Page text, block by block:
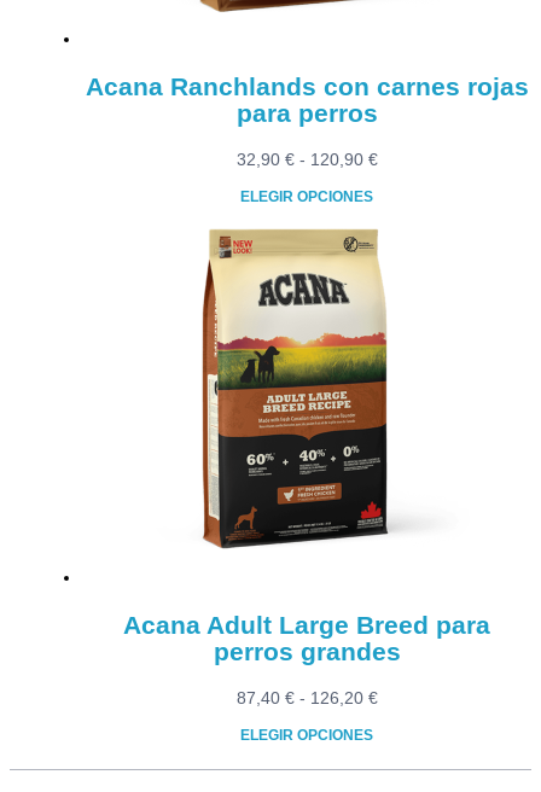
Acana Ranchlands con carnes rojas
para perros
32,90 € - 120,90 €Rango
desde
32,90 €
hasta
ELEGIR OPCIONES
Este
producto
tiene
variantes.
Las
opciones
se
pueden
elegir
en
la
Acana Adult Large Breed para
perros grandes
87,40 € - 126,20 €Rango
ELEGIR OPCIONES
Este